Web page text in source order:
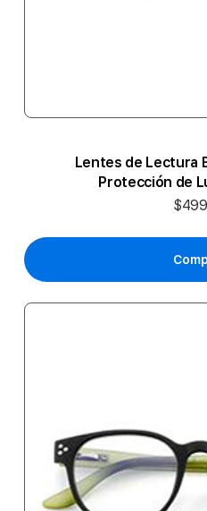
Lentes de Lectura
Protección de